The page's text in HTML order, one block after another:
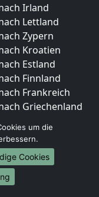
Irland
Lettland
Zypern
Kroatien
Estland
Finnland
Frankreich
Griechenland
Liechtenstein
Luxemburg
Niederlande
Norwegen
um die
Cookies